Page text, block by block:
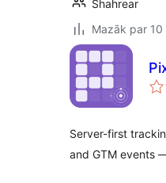
Shahrear
Mazāk par
Server-first
and GTM events